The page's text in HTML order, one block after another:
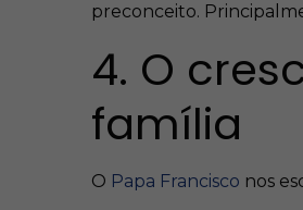
preconceito.
4. O
família
O Papa Francisco nos